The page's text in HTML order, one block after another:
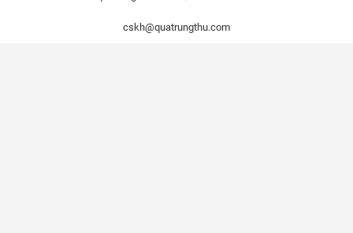
cskh@quatrungthu.com